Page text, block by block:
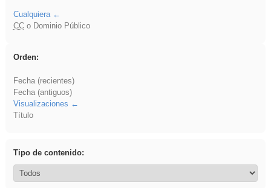
Cualquiera
CCo Dominio Público
Orden:
Fecha (recientes)
Fecha (antiguos)
Visualizaciones
Título
Tipo de contenido: